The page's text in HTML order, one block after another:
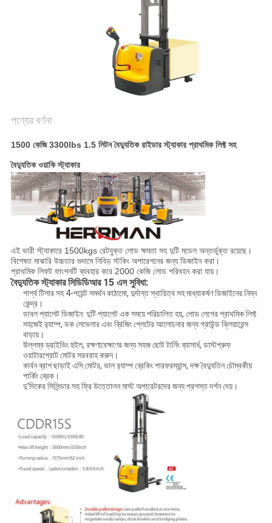
পণ্যের বর্ণনা
1500 কেজি 3300lbs 1.5 লিটন বৈদ্যুতিক রাইডার স্ট্যাকার প্রাথমিক লিফ্ট সহ
বৈদ্যুতিক ওয়াকি স্ট্যাকার
এই ভারী স্ট্যাকারে 1500kgs রেটযুক্ত লোড ক্ষমতা সহ দুটি মডেল অন্তর্ভুক্ত রয়েছে।
বিশেষত মাঝারি উচ্চতার গুদামে নিবিড় স্টকিং অপারেশনের জন্য ডিজাইন করা।
প্রাথমিক লিফট ফাংশনটি ব্যবহার করে 2000 কেজি লোড পরিবহন করা যায়।
বৈদ্যুতিক স্ট্যাকার সিডিডিআর 15 এস সুবিধা:
পার্শ্ব টিলার সহ 4-পয়েন্ট সমর্থন কাঠামো, দুর্দান্ত স্থায়িত্ব সহ মাধ্যাকর্ষণ ডিজাইনের নিম্ন
কেন্দ্র।
ডাবল প্যালেট ডিজাইন: দুটি প্যালেট এক সময়ে পরিচালিত হয়, লোড লেগের প্রাথমিক লিফ্ট
সহজেই র‌্যাম্প, ডক লেভেলার এবং ব্রিজিং প্লেটের আলোচনার জন্য গ্রাউন্ড ক্লিয়ারেন্স
বাড়ায়।
উল্লম্ব ড্রাইভিং হুইল, রক্ষণাবেক্ষণের জন্য সহজ ছোট টার্নিং ব্যাসার্ধ, ডাস্টপ্রুফ
ওয়াটারপ্রোট মোটর সরবরাহ করুন।
কার্বন ব্রাশ ছাড়াই এসি মোটর, ভাল র‌্যাম্প ব্রেকিং পারফরম্যান্স, দক্ষ বৈদ্যুতিন চৌম্বকীয়
পার্কিং ব্রেক।
দু'দিকের সিলিন্ডার সহ ফ্রি উত্তোলন মাস্ট অপারেটরদের জন্য প্রশস্ত দর্শন দেয়।